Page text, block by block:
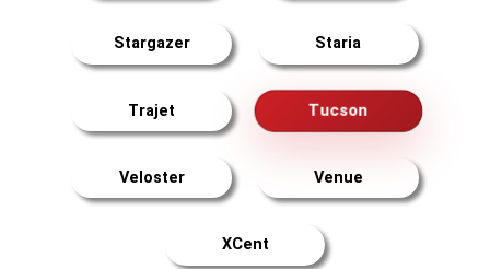
Stargazer Staria
Trajet Tucson
Veloster Venue
XCent